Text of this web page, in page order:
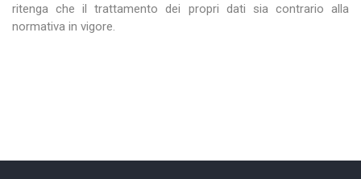
ritenga che il trattamento dei propri dati sia contrario alla
normativa in vigore.